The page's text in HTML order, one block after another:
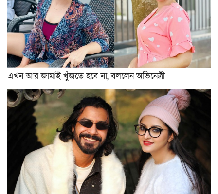
এখন আর জামাই খুঁজতে হবে না, বললেন অভিনেত্রী